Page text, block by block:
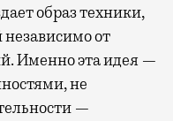
образ техники,
независимо от
Именно эта идея —
не
—